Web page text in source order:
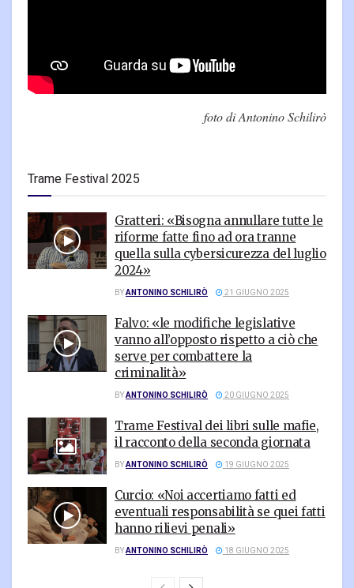
foto di Antonino Schilirò
Trame Festival 2025
Gratteri: «Bisogna annullare tutte le
riforme fatte fino ad ora tranne
quella sulla cybersicurezza del luglio
2024»
BYANTONINO SCHILIRÒ 21 GIUGNO 2025
Falvo: «le modifiche legislative
vanno all’opposto rispetto a ciò che
serve per combattere la
criminalità»
BYANTONINO SCHILIRÒ 20 GIUGNO 2025
Trame Festival dei libri sulle mafie,
il racconto della seconda giornata
BYANTONINO SCHILIRÒ 19 GIUGNO 2025
Curcio: «Noi accertiamo fatti ed
eventuali responsabilità se quei fatti
hanno rilievi penali»
BYANTONINO SCHILIRÒ 18 GIUGNO 2025